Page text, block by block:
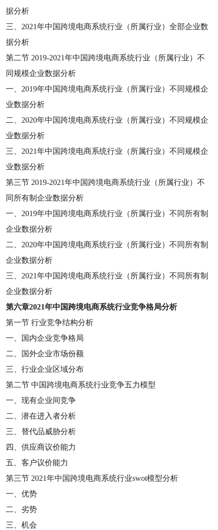
据分析
三、 2021年中国跨境电商系统行业（所属行业）全部企业数
据分析
第二节 2019-2021年中国跨境电商系统行业（所属行业）不
同规模企业数据分析
一、 2019年中国跨境电商系统行业（所属行业）不同规模企
业数据分析
二、 2020年中国跨境电商系统行业（所属行业）不同规模企
业数据分析
三、 2021年中国跨境电商系统行业（所属行业）不同规模企
业数据分析
第三节 2019-2021年中国跨境电商系统行业（所属行业）不
同所有制企业数据分析
一、 2019年中国跨境电商系统行业（所属行业）不同所有制
企业数据分析
二、 2020年中国跨境电商系统行业（所属行业）不同所有制
企业数据分析
三、 2021年中国跨境电商系统行业（所属行业）不同所有制
企业数据分析
第六章2021年中国跨境电商系统行业竞争格局分析
第一节 行业竞争结构分析
一、国内企业竞争格局
二、国外企业市场份额
三、行业企业区域分布
第二节 中国跨境电商系统行业竞争五力模型
一、现有企业间竞争
二、潜在进入者分析
三、替代品威胁分析
四、供应商议价能力
五、客户议价能力
第三节 2021年中国跨境电商系统行业swot模型分析
一、优势
二、劣势
三、机会